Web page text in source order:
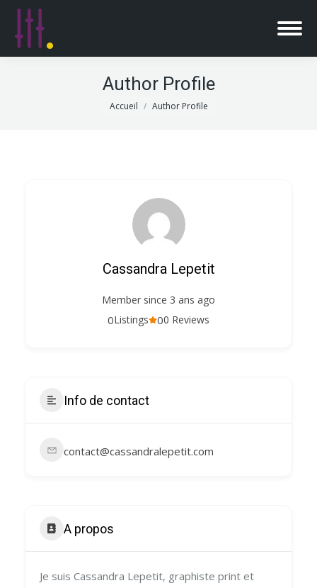
Author Profile
Vous êtes ici :
Accueil Author Profile
Cassandra Lepetit
Member since 3 ans ago
00 Reviews
0Listings
Info de contact
contact@cassandralepetit.com
A propos
Je suis Cassandra Lepetit, graphiste print et